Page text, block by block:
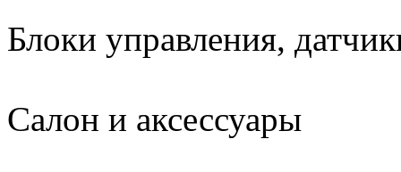
Блоки управления,
Салон и аксессуары